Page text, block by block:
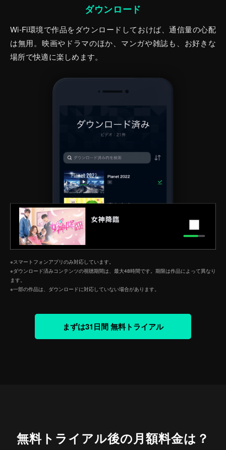
ダウンロード
Wi-Fi環境で作品をダウンロードしておけば、通信量の心配
は無用。映画やドラマのほか、マンガや雑誌も、お好きな
場所で快適に楽しめます。
※スマートフォンアプリのみ対応しています。
※ダウンロード済みコンテンツの視聴期間は、最大48時間です。期限は作品によって異なり
ます。
※一部の作品は、ダウンロードに対応していない場合があります。
まずは31日間 無料トライアル
無料トライアル後の月額料金は？